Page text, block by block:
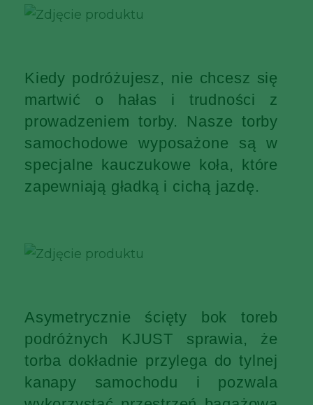
Kiedy podróżujesz, nie chcesz się
martwić o hałas i trudności z
prowadzeniem torby. Nasze torby
samochodowe wyposażone są w
specjalne kauczukowe koła, które
zapewniają gładką i cichą jazdę.
Asymetrycznie ścięty bok toreb
podróżnych KJUST sprawia, że
torba dokładnie przylega do tylnej
kanapy samochodu i pozwala